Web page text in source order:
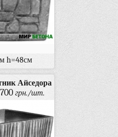
h=48см
Айседора
грн./шт.